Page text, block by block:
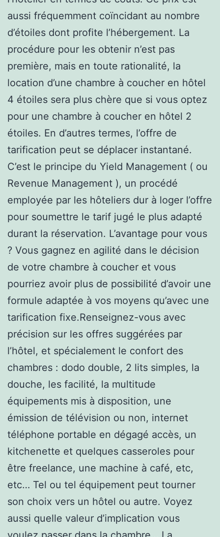
aussi fréquemment coïncidant au nombre
d’étoiles dont profite l’hébergement. La
procédure pour les obtenir n’est pas
première, mais en toute rationalité, la
location d’une chambre à coucher en hôtel
4 étoiles sera plus chère que si vous optez
pour une chambre à coucher en hôtel 2
étoiles. En d’autres termes, l’offre de
tarification peut se déplacer instantané.
C’est le principe du Yield Management ( ou
Revenue Management ), un procédé
employée par les hôteliers dur à loger l’offre
pour soumettre le tarif jugé le plus adapté
durant la réservation. L’avantage pour vous
? Vous gagnez en agilité dans le décision
de votre chambre à coucher et vous
pourriez avoir plus de possibilité d’avoir une
formule adaptée à vos moyens qu’avec une
tarification fixe.Renseignez-vous avec
précision sur les offres suggérées par
l’hôtel, et spécialement le confort des
chambres : dodo double, 2 lits simples, la
douche, les facilité, la multitude
équipements mis à disposition, une
émission de télévision ou non, internet
téléphone portable en dégagé accès, un
kitchenette et quelques casseroles pour
être freelance, une machine à café, etc,
etc… Tel ou tel équipement peut tourner
son choix vers un hôtel ou autre. Voyez
aussi quelle valeur d’implication vous